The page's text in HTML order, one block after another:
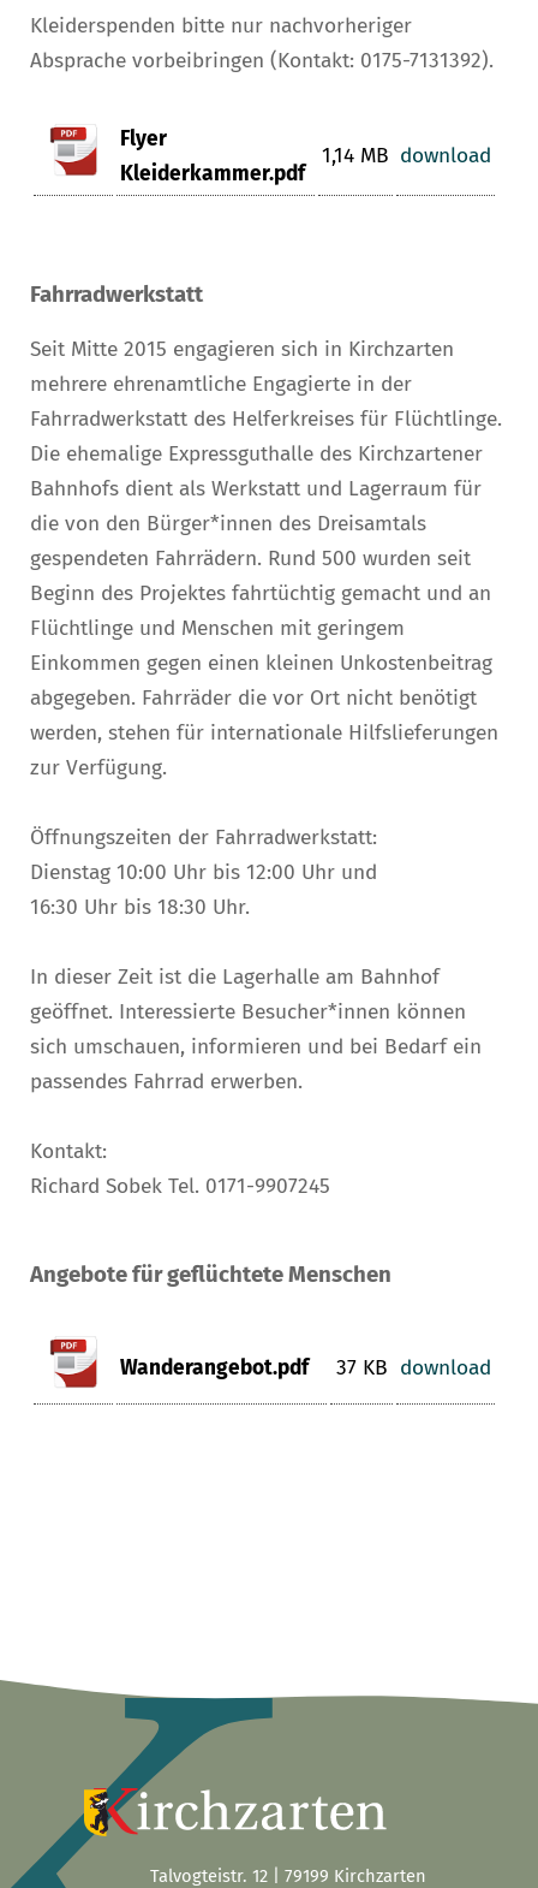
Kleiderspenden bitte nur nachvorheriger
Absprache vorbeibringen (Kontakt: 0175-7131392).
Flyer
Kleiderkammer.pdf
1,14 MB download
Fahrradwerkstatt
Seit Mitte 2015 engagieren sich in Kirchzarten
mehrere ehrenamtliche Engagierte in der
Fahrradwerkstatt des Helferkreises für Flüchtlinge.
Die ehemalige Expressguthalle des Kirchzartener
Bahnhofs dient als Werkstatt und Lagerraum für
die von den Bürger*innen des Dreisamtals
gespendeten Fahrrädern. Rund 500 wurden seit
Beginn des Projektes fahrtüchtig gemacht und an
Flüchtlinge und Menschen mit geringem
Einkommen gegen einen kleinen Unkostenbeitrag
abgegeben. Fahrräder die vor Ort nicht benötigt
werden, stehen für internationale Hilfslieferungen
zur Verfügung.
Öffnungszeiten der Fahrradwerkstatt:
Dienstag 10:00 Uhr bis 12:00 Uhr und
16:30 Uhr bis 18:30 Uhr.
In dieser Zeit ist die Lagerhalle am Bahnhof
geöffnet. Interessierte Besucher*innen können
sich umschauen, informieren und bei Bedarf ein
passendes Fahrrad erwerben.
Kontakt:
Richard Sobek Tel. 0171-9907245
Angebote für geflüchtete Menschen
Wanderangebot.pdf 37 KB download
Talvogteistr. 12 | 79199 Kirchzarten